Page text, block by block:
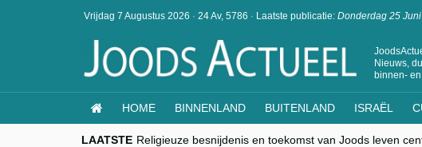
Vrijdag 7 Augustus 2026 · 24 Av, 5786 · Laatste publicatie: Donderdag 25
Nieuws,
binnen-
HOME BINNENLAND BUITENLAND ISRAËL
LAATSTE Religieuze besnijdenis en toekomst van Joods leven